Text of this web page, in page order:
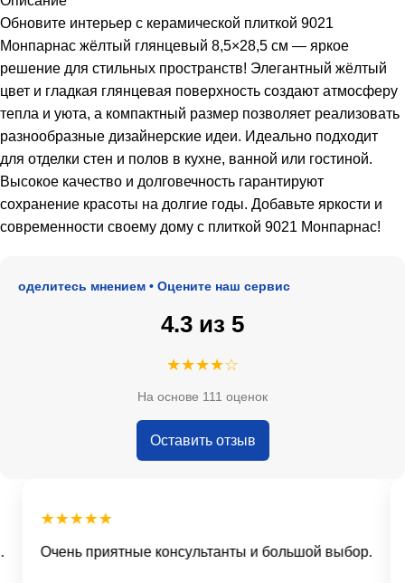
Обновите интерьер с керамической плиткой 9021
Монпарнас жёлтый глянцевый 8,5×28,5 см — яркое
решение для стильных пространств! Элегантный жёлтый
цвет и гладкая глянцевая поверхность создают атмосферу
тепла и уюта, а компактный размер позволяет реализовать
разнообразные дизайнерские идеи. Идеально подходит
для отделки стен и полов в кухне, ванной или гостиной.
Высокое качество и долговечность гарантируют
сохранение красоты на долгие годы. Добавьте яркости и
современности своему дому с плиткой 9021 Монпарнас!
мнением • Оцените наш сервис
4.3 из 5
★★★★☆
На основе 111 оценок
Оставить отзыв
★★★★★
Очень приятные консультанты и большой выбор.